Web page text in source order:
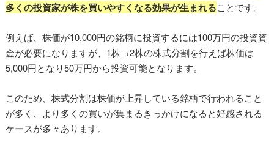
多くの投資家が株を買いやすくなる効果が生まれることです。
例えば、株価が10,000円の銘柄に投資するには100万円の投資資
金が必要になりますが、1株→2株の株式分割を行えば株価は
5,000円となり50万円から投資可能となります。
このため、株式分割は株価が上昇している銘柄で行われること
が多く、より多くの買いが集まるきっかけになると好感される
ケースが多々あります。